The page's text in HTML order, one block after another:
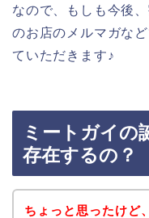
なので、もしも今後
のお店のメルマガな
ていただきます♪
ミートガイの
存在するの？
ちょっと思ったけど